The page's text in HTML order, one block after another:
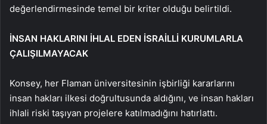
değerlendirmesinde temel bir kriter olduğu belirtildi.
İNSAN HAKLARINI İHLAL EDEN İSRAİLLİ KURUMLARLA
ÇALIŞILMAYACAK
Konsey, her Flaman üniversitesinin işbirliği kararlarını
insan hakları ilkesi doğrultusunda aldığını, ve insan hakları
ihlali riski taşıyan projelere katılmadığını hatırlattı.